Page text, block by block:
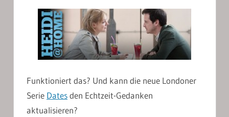
Funktioniert das? Und kann die neue Londoner
Serie Datesden Echtzeit-Gedanken
aktualisieren?